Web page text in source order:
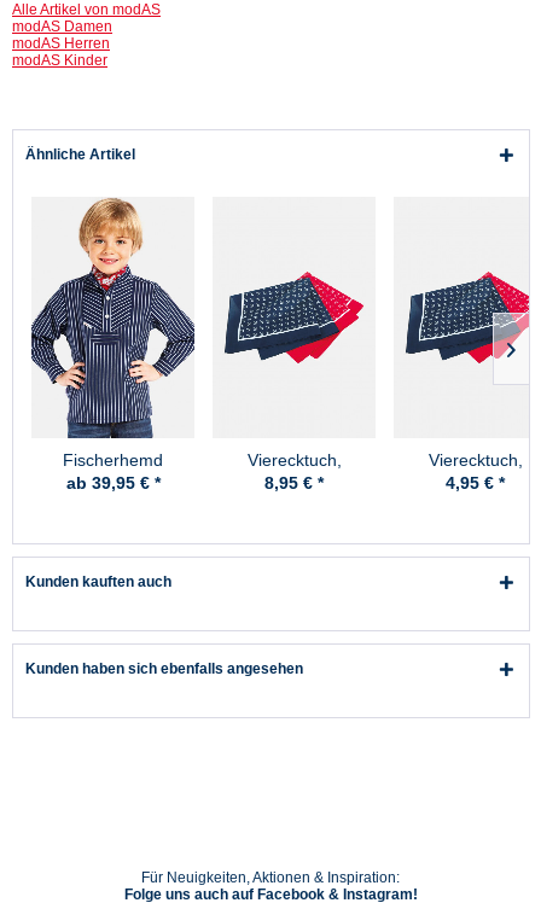
Alle Artikel von modAS
modAS Damen
modAS Herren
modAS Kinder
Ähnliche Artikel
Fischerhemd
Original breit
ab 39,95 € *
Vierecktuch,
70x70cm, Anker
8,95 € *
Vierecktuch,
54x54cm, Anker
4,95 € *
Kunden kauften auch
Kunden haben sich ebenfalls angesehen
Für Neuigkeiten, Aktionen & Inspiration:
Folge uns auch auf Facebook & Instagram!